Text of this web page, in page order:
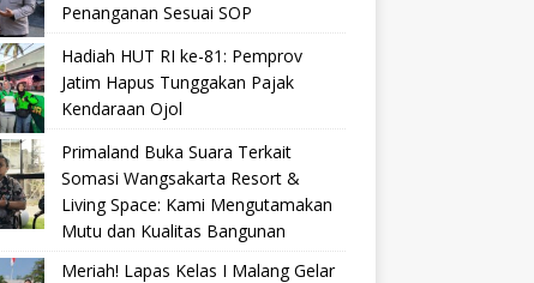
Penanganan Sesuai SOP
Hadiah HUT RI ke-81: Pemprov
Jatim Hapus Tunggakan Pajak
Kendaraan Ojol
Primaland Buka Suara Terkait
Somasi Wangsakarta Resort &
Living Space: Kami Mengutamakan
Mutu dan Kualitas Bangunan
Meriah! Lapas Kelas I Malang Gelar